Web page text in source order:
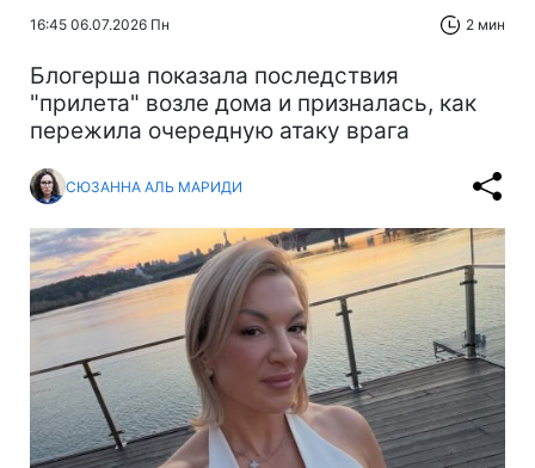
16:45 06.07.2026 Пн 2 мин
Блогерша показала последствия
"прилета" возле дома и призналась, как
пережила очередную атаку врага
СЮЗАННА АЛЬ МАРИДИ